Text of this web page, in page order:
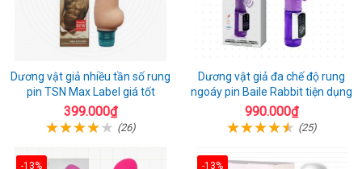
Dương vật giả nhiều tần số rung
pin TSN Max Label giá tốt
399.000₫
(26)
Dương vật giả đa chế độ rung
ngoáy pin Baile Rabbit tiện dụng
990.000₫
(25)
-13% -13%